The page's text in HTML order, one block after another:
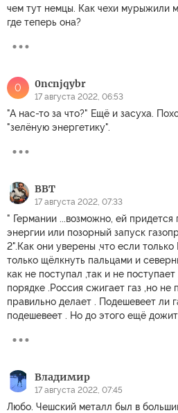
чем тут немцы. Как чехи мурыжили
где теперь она?
0 0ncnjqybr
17 августа 2022, 06:53
"А нас-то за что?" Ещё и засуха.
"зелёную энергетику".
ВВТ
17 августа 2022, 07:33
" Германии ...возможно, ей
энергии или позорный запуск
2".Как они уверены ,что если только
только щёлкнуть пальцами и
как не поступал ,так и не
порядке .Россия сжигает газ ,но не
правильно делает . Подешевеет ли
подешевеет . Но до этого ещё
Владимир
17 августа 2022, 07:45
Любо. Чешский металл был в